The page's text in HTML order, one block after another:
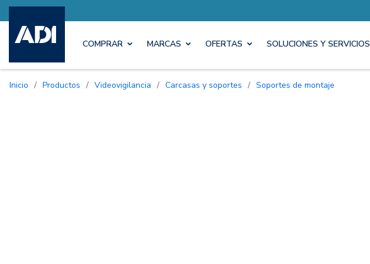
COMPRAR MARCAS OFERTAS SOLUCIONES Y SERVICIOS
Inicio / Productos / Videovigilancia / Carcasas y soportes / Soportes de montaje